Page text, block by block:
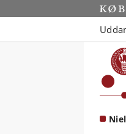
Start